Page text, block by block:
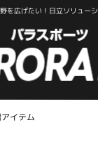
を広げたい！日立ソリュー
イテム